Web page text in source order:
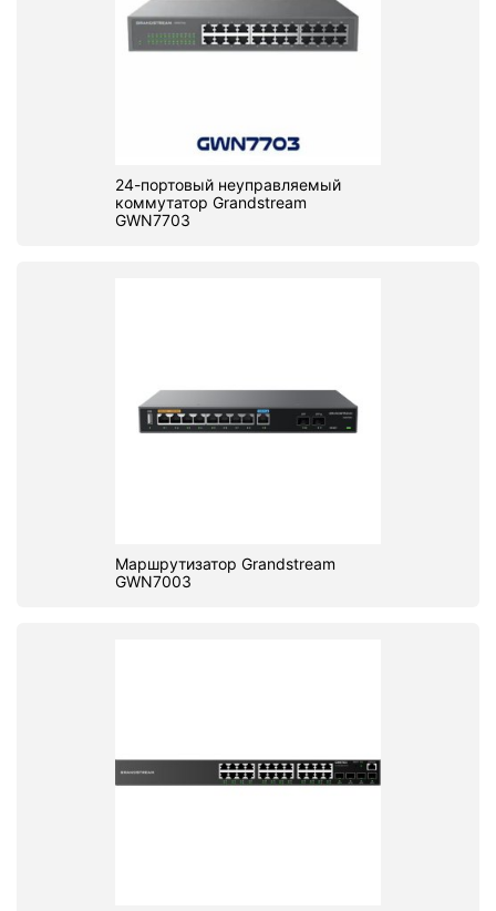
24-портовый неуправляемый
коммутатор Grandstream
GWN7703
Маршрутизатор Grandstream
GWN7003